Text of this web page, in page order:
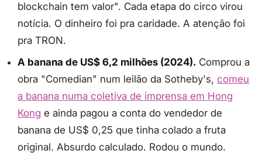
blockchain tem valor". Cada etapa do circo virou
notícia. O dinheiro foi pra caridade. A atenção foi
pra TRON.
A banana de US$ 6,2 milhões (2024). Comprou a
obra "Comedian" num leilão da Sotheby's,comeu
a banana numa coletiva de imprensa em Hong
Kong e ainda pagou a conta do vendedor de
banana de US$ 0,25 que tinha colado a fruta
original. Absurdo calculado. Rodou o mundo.